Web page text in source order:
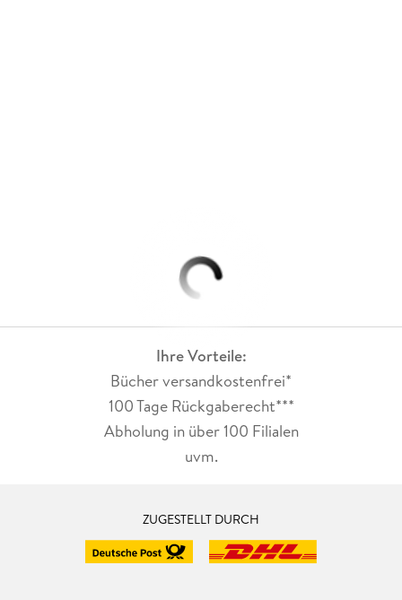
Ihre Vorteile:
Bücher versandkostenfrei*
100 Tage Rückgaberecht***
Abholung in über 100 Filialen
uvm.
ZUGESTELLT DURCH